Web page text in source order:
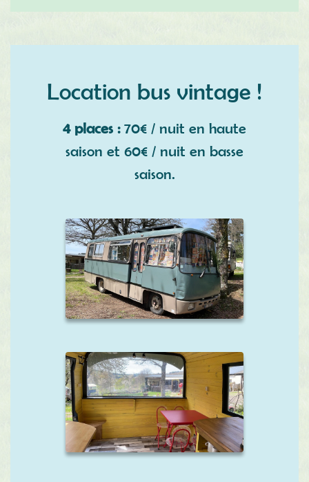
Location bus vintage !
4 places :70€ / nuit en haute
saison et 60€ / nuit en basse
saison.